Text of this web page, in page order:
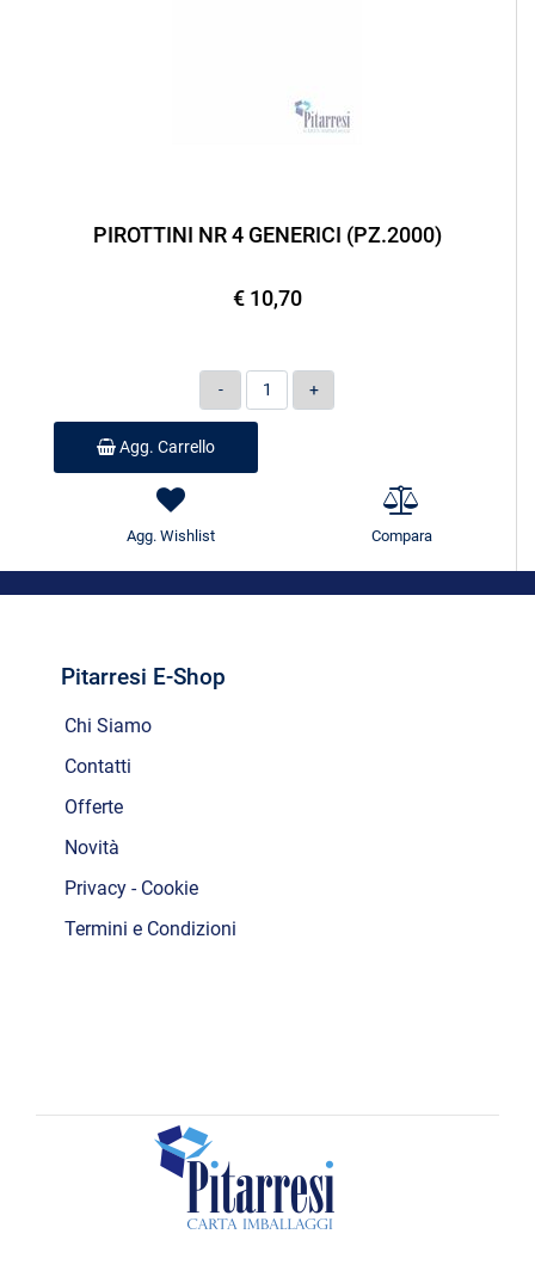
PIROTTINI NR 4 GENERICI (PZ.2000)
€ 10,70
Quantità
Agg. Carrello
Agg. Wishlist Compara
Pitarresi E-Shop
Chi Siamo
Contatti
Offerte
Novità
Privacy - Cookie
Termini e Condizioni